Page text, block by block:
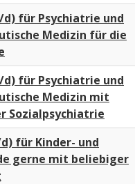
für Psychiatrie und
Medizin für die
für Psychiatrie und
Medizin mit
Sozialpsychiatrie
für Kinder- und
gerne mit beliebiger